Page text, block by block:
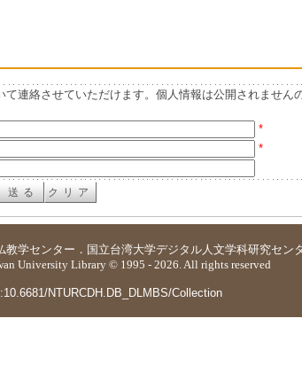
連絡させていただけます。個人情報は公開されません
*
*
教学センター ． 国立台湾大学デジタル人文学科研究セン
University Library © 1995 - 2026. All rights reserved
NTURCDH.DB_DLMBS/Collection